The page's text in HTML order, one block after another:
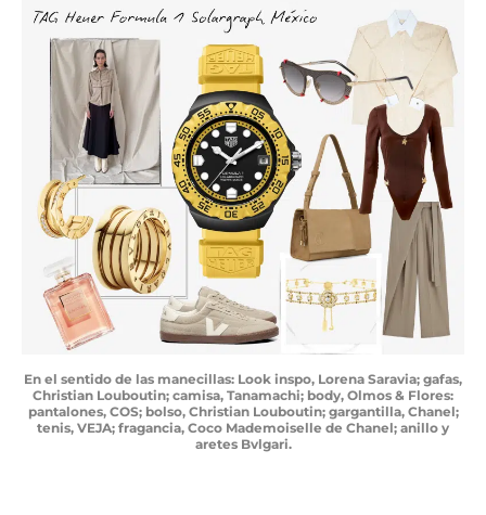
En el sentido de las manecillas: Look inspo, Lorena Saravia; gafas,
Christian Louboutin; camisa, Tanamachi; body, Olmos & Flores:
pantalones, COS; bolso, Christian Louboutin; gargantilla, Chanel;
tenis, VEJA; fragancia, Coco Mademoiselle de Chanel; anillo y
aretes Bvlgari.